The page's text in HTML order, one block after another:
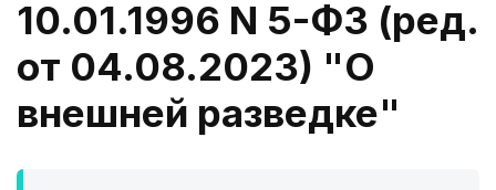
10.01.1996 N 5-ФЗ (ред.
от 04.08.2023) "О
внешней разведке"